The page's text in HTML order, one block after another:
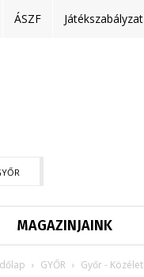
ÁSZF Játékszabályzat
MAGAZINJAINK
GYŐR Győr - Közélet